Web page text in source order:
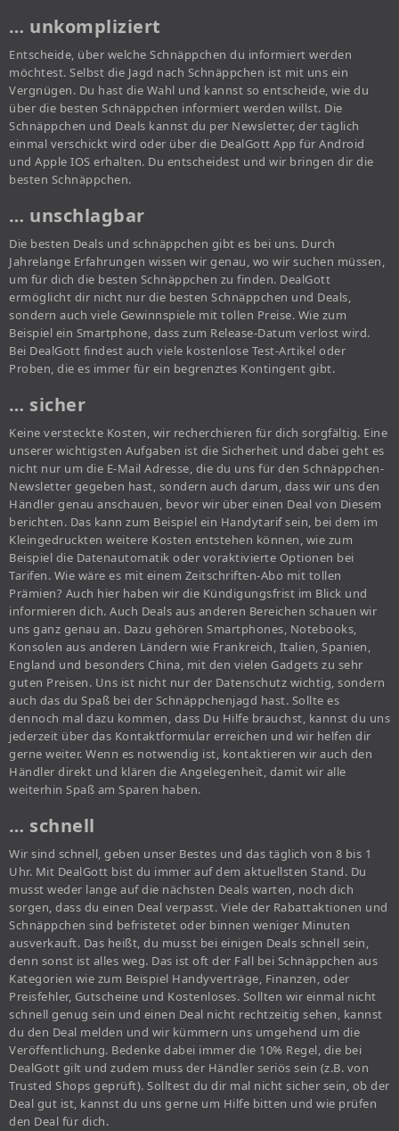
… unkompliziert
Entscheide, über welche Schnäppchen du informiert werden
möchtest. Selbst die Jagd nach Schnäppchen ist mit uns ein
Vergnügen. Du hast die Wahl und kannst so entscheide, wie du
über die besten Schnäppchen informiert werden willst. Die
Schnäppchen und Deals kannst du per Newsletter, der täglich
einmal verschickt wird oder über die DealGott App für Android
und Apple IOS erhalten. Du entscheidest und wir bringen dir die
besten Schnäppchen.
… unschlagbar
Die besten Deals und schnäppchen gibt es bei uns. Durch
Jahrelange Erfahrungen wissen wir genau, wo wir suchen müssen,
um für dich die besten Schnäppchen zu finden. DealGott
ermöglicht dir nicht nur die besten Schnäppchen und Deals,
sondern auch viele Gewinnspiele mit tollen Preise. Wie zum
Beispiel ein Smartphone, dass zum Release-Datum verlost wird.
Bei DealGott findest auch viele kostenlose Test-Artikel oder
Proben, die es immer für ein begrenztes Kontingent gibt.
… sicher
Keine versteckte Kosten, wir recherchieren für dich sorgfältig. Eine
unserer wichtigsten Aufgaben ist die Sicherheit und dabei geht es
nicht nur um die E-Mail Adresse, die du uns für den Schnäppchen-
Newsletter gegeben hast, sondern auch darum, dass wir uns den
Händler genau anschauen, bevor wir über einen Deal von Diesem
berichten. Das kann zum Beispiel ein Handytarif sein, bei dem im
Kleingedruckten weitere Kosten entstehen können, wie zum
Beispiel die Datenautomatik oder voraktivierte Optionen bei
Tarifen. Wie wäre es mit einem Zeitschriften-Abo mit tollen
Prämien? Auch hier haben wir die Kündigungsfrist im Blick und
informieren dich. Auch Deals aus anderen Bereichen schauen wir
uns ganz genau an. Dazu gehören Smartphones, Notebooks,
Konsolen aus anderen Ländern wie Frankreich, Italien, Spanien,
England und besonders China, mit den vielen Gadgets zu sehr
guten Preisen. Uns ist nicht nur der Datenschutz wichtig, sondern
auch das du Spaß bei der Schnäppchenjagd hast. Sollte es
dennoch mal dazu kommen, dass Du Hilfe brauchst, kannst du uns
jederzeit über das Kontaktformular erreichen und wir helfen dir
gerne weiter. Wenn es notwendig ist, kontaktieren wir auch den
Händler direkt und klären die Angelegenheit, damit wir alle
weiterhin Spaß am Sparen haben.
… schnell
Wir sind schnell, geben unser Bestes und das täglich von 8 bis 1
Uhr. Mit DealGott bist du immer auf dem aktuellsten Stand. Du
musst weder lange auf die nächsten Deals warten, noch dich
sorgen, dass du einen Deal verpasst. Viele der Rabattaktionen und
Schnäppchen sind befristetet oder binnen weniger Minuten
ausverkauft. Das heißt, du musst bei einigen Deals schnell sein,
denn sonst ist alles weg. Das ist oft der Fall bei Schnäppchen aus
Kategorien wie zum Beispiel Handyverträge, Finanzen, oder
Preisfehler, Gutscheine und Kostenloses. Sollten wir einmal nicht
schnell genug sein und einen Deal nicht rechtzeitig sehen, kannst
du den Deal melden und wir kümmern uns umgehend um die
Veröffentlichung. Bedenke dabei immer die 10% Regel, die bei
DealGott gilt und zudem muss der Händler seriös sein (z.B. von
Trusted Shops geprüft). Solltest du dir mal nicht sicher sein, ob der
Deal gut ist, kannst du uns gerne um Hilfe bitten und wie prüfen
den Deal für dich.